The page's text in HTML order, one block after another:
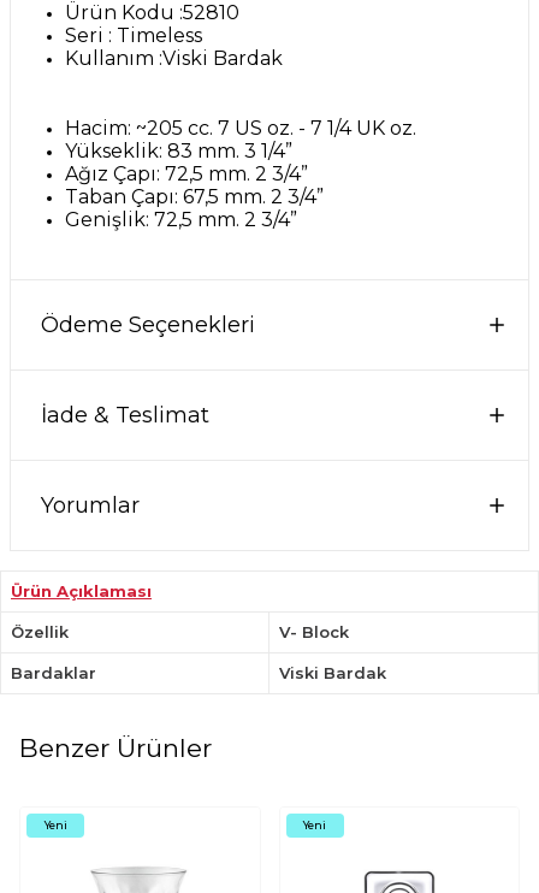
Ürün Kodu :52810
Seri : Timeless
Kullanım :Viski Bardak
Hacim: ~205 cc. 7 US oz. - 7 1/4 UK oz.
Yükseklik: 83 mm. 3 1/4”
Ağız Çapı: 72,5 mm. 2 3/4”
Taban Çapı: 67,5 mm. 2 3/4”
Genişlik: 72,5 mm. 2 3/4”
Ödeme Seçenekleri
İade & Teslimat
Yorumlar
Ürün Açıklaması
Özellik V- Block
Bardaklar Viski Bardak
Benzer Ürünler
Yeni Yeni